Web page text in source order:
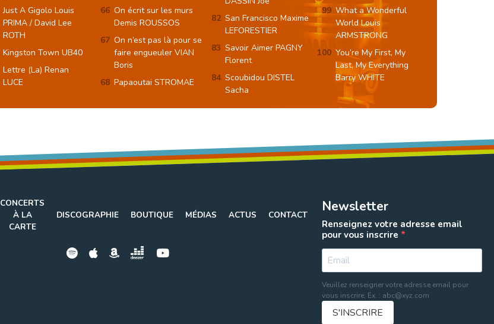
Just A Gigolo Louis
PRIMA / David Lee
ROTH
Kingston Town UB40
Lettre (La) Renan
LUCE
On écrit sur les murs
Demis ROUSSOS
On n’est pas là pour se
faire engueuler VIAN
Boris
Papaoutai STROMAE
San Francisco Maxime
LEFORESTIER
Savoir Aimer PAGNY
Florent
Scoubidou DISTEL
Sacha
What a Wonderful
World Louis
ARMSTRONG
You’re My First, My
Last, My Everything
Barry WHITE
CONCERTS
À LA
CARTE
DISCOGRAPHIE BOUTIQUE MÉDIAS ACTUS CONTACT
Newsletter
Renseignez votre adresse email
pour vous inscrire
Veuillez renseigner votre adresse email pour
vous inscrire. Ex. : abc@xyz.com
S'INSCRIRE